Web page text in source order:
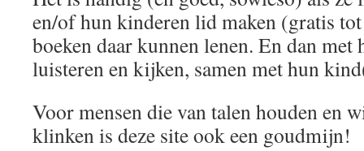
en/of hun kinderen lid maken (gratis
boeken daar kunnen lenen. En dan met
luisteren en kijken, samen met hun
Voor mensen die van talen houden en
klinken is deze site ook een goudmijn!